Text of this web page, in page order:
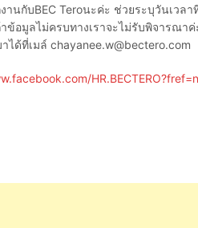
านกับBEC Teroนะค่ะ ช่วยระบุวันเวล
ข้อมูลไม่ครบทางเราจะไม่รับพิจารณาค่
ได้ที่เมล์ chayanee.w@bectero.com